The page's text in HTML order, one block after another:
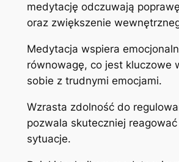
medytację odczuwają
oraz zwiększenie
Medytacja wspiera
równowagę, co jest kluczowe
sobie z trudnymi emocjami.
Wzrasta zdolność do
pozwala skuteczniej
sytuacje.